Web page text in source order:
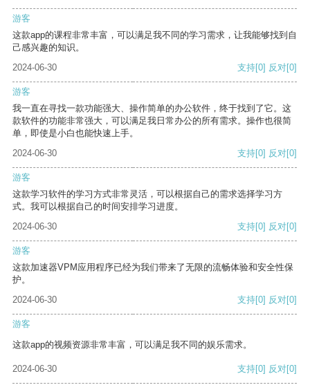
游客
这款app的课程非常丰富，可以满足我不同的学习需求，让我能够找到自
己感兴趣的知识。
2024-06-30
支持[0] 反对[0]
游客
我一直在寻找一款功能强大、操作简单的办公软件，终于找到了它。这
款软件的功能非常强大，可以满足我日常办公的所有需求。操作也很简
单，即使是小白也能快速上手。
2024-06-30
支持[0] 反对[0]
游客
这款学习软件的学习方式非常灵活，可以根据自己的需求选择学习方
式。我可以根据自己的时间安排学习进度。
2024-06-30
支持[0] 反对[0]
游客
这款加速器VPM应用程序已经为我们带来了无限的流畅体验和安全性保
护。
2024-06-30
支持[0] 反对[0]
游客
这款app的视频资源非常丰富，可以满足我不同的娱乐需求。
2024-06-30 支持[0] 反对[0]